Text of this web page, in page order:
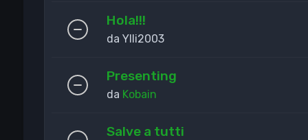
Hola!!!
da Ylli2003
Presenting
da Kobain
Salve a tutti